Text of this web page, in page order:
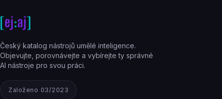
Český katalog nástrojů umělé inteligence.
Objevujte, porovnávejte a vybírejte ty správné
AI nástroje pro svou práci.
Založeno 03/2023